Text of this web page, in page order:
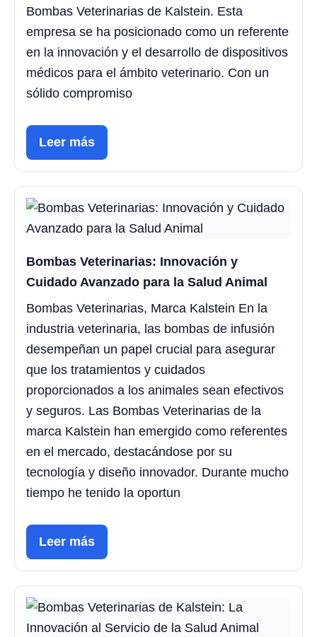
Bombas Veterinarias de Kalstein. Esta
empresa se ha posicionado como un referente
en la innovación y el desarrollo de dispositivos
médicos para el ámbito veterinario. Con un
sólido compromiso
Leer más
Bombas Veterinarias: Innovación y
Cuidado Avanzado para la Salud Animal
Bombas Veterinarias, Marca Kalstein En la
industria veterinaria, las bombas de infusión
desempeñan un papel crucial para asegurar
que los tratamientos y cuidados
proporcionados a los animales sean efectivos
y seguros. Las Bombas Veterinarias de la
marca Kalstein han emergido como referentes
en el mercado, destacándose por su
tecnología y diseño innovador. Durante mucho
tiempo he tenido la oportun
Leer más